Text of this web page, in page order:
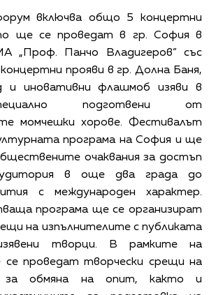
включва общо 5 концертни
ще се проведат в гр. София в
„Проф. Панчо Владигеров” със
прояви в гр. Долна Баня,
и иновативни флашмоб изяви в
подготвени от
момчешки хорове. Фестивалът
програма на София и ще
очаквания за достъп
в още два града до
с международен характер.
програма ще се организират
на изпълнителите с публиката
творци. В рамките на
проведат творчески срещи на
за обмяна на опит, както и